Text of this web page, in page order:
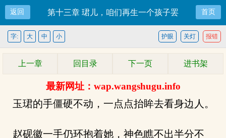
返回 第十三章 珺儿，咱们再生一个孩子罢 首页
报错
关灯
护眼
字: 大 中 小
上一章 回目录 下一页 进书架
最新网址：wap.wangshugu.info
玉珺的手僵硬不动，一点点抬眸去看身边人。
赵砚徽一手仍环抱着她，神色瞧不出半分不